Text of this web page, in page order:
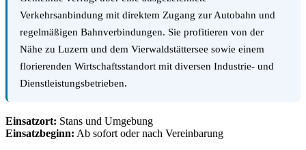
Verkehrsanbindung mit direktem Zugang zur Autobahn und
regelmäßigen Bahnverbindungen. Sie profitieren von der
Nähe zu Luzern und dem Vierwaldstättersee sowie einem
florierenden Wirtschaftsstandort mit diversen Industrie- und
Dienstleistungsbetrieben.
Einsatzort: Stans und Umgebung
Einsatzbeginn: Ab sofort oder nach Vereinbarung